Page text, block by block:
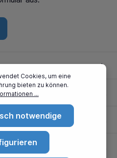
Cookies, um eine
bieten zu können.
...
notwendige